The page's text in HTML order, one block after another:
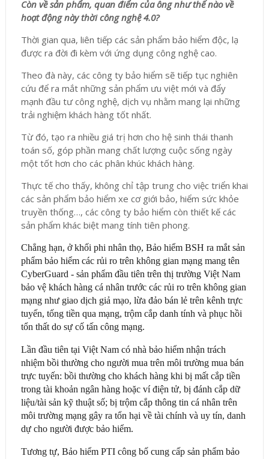
Còn về sản phẩm, quan điểm của ông như thế nào về
hoạt động này thời công nghệ 4.0?
Thời gian qua, liên tiếp các sản phẩm bảo hiểm độc, lạ
được ra đời đi kèm với ứng dụng công nghệ cao.
Theo đà này, các công ty bảo hiểm sẽ tiếp tục nghiên
cứu để ra mắt những sản phẩm ưu việt mới và đẩy
mạnh đầu tư công nghệ, dịch vụ nhằm mang lại những
trải nghiệm khách hàng tốt nhất.
Từ đó, tạo ra nhiều giá trị hơn cho hệ sinh thái thanh
toán số, góp phần mang chất lượng cuộc sống ngày
một tốt hơn cho các phân khúc khách hàng.
Thực tế cho thấy, không chỉ tập trung cho việc triển khai
các sản phẩm bảo hiểm xe cơ giới bảo, hiểm sức khỏe
truyền thống…, các công ty bảo hiểm còn thiết kế các
sản phẩm khác biệt mang tính tiên phong.
Chẳng hạn, ở khối phi nhân thọ, Bảo hiểm BSH ra mắt sản
phẩm bảo hiểm các rủi ro trên không gian mạng mang tên
CyberGuard - sản phẩm đầu tiên trên thị trường Việt Nam
bảo vệ khách hàng cá nhân trước các rủi ro trên không gian
mạng như giao dịch giả mạo, lừa đảo bán lẻ trên kênh trực
tuyến, tống tiền qua mạng, trộm cắp danh tính và phục hồi
tổn thất do sự cố tấn công mạng.
Lần đầu tiên tại Việt Nam có nhà bảo hiểm nhận trách
nhiệm bồi thường cho người mua trên môi trường mua bán
trực tuyến: bồi thường cho khách hàng khi bị mất cắp tiền
trong tài khoản ngân hàng hoặc ví điện tử, bị đánh cắp dữ
liệu/tài sản kỹ thuật số; bị trộm cắp thông tin cá nhân trên
môi trường mạng gây ra tổn hại về tài chính và uy tín, danh
dự cho người được bảo hiểm.
Tương tự, Bảo hiểm PTI công bố cung cấp sản phẩm bảo